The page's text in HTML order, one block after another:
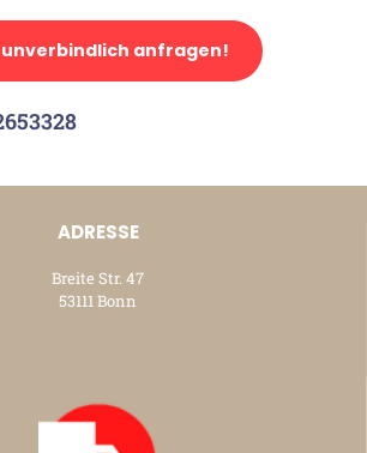
unverbindlich anfragen!
ADRESSE
Breite Str. 47
53111 Bonn